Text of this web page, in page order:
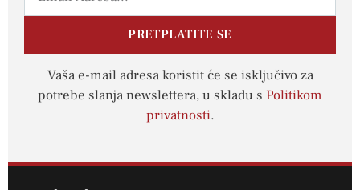
PRETPLATITE SE
Vaša e-mail adresa koristit će se isključivo za
potrebe slanja newslettera, u skladu s Politikom
privatnosti.